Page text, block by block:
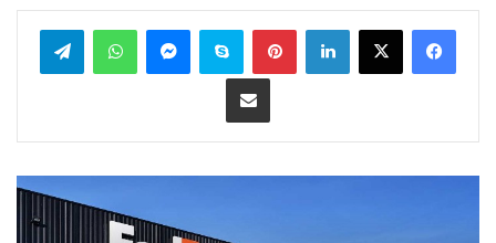
لينكدإن بينتيريستسكايب ماسنجر واتساب تيلقرام
مشاركة عبر البريد